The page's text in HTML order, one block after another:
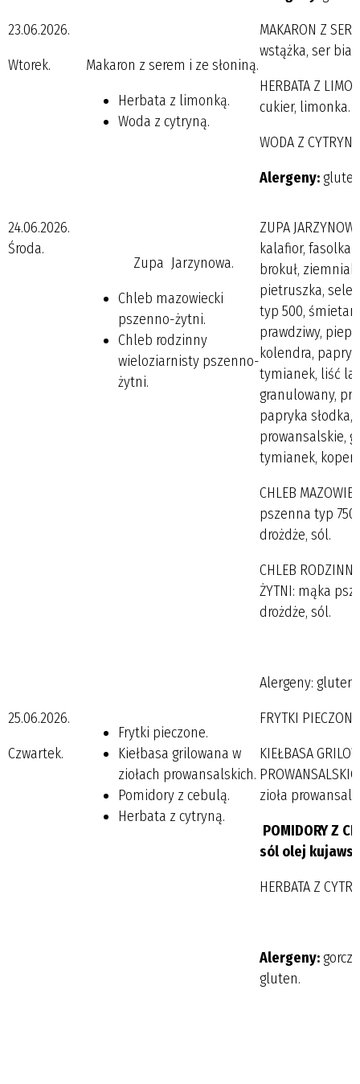
23.06.2026.
Wtorek.
Makaron z serem i ze słoniną.
Herbata z limonką.
Woda z cytryną.
MAKARON Z
wstążka, ser
HERBATA Z
cukier, limonka.
WODA Z
Alergeny:
24.06.2026.
Środa.
Zupa Jarzynowa.
Chleb mazowiecki
pszenno-żytni.
Chleb rodzinny
wieloziarnisty pszenno-
żytni.
ZUPA
kalafior, fasolka
brokuł,
pietruszka,
typ 500,
prawdziwy,
kolendra,
tymianek, liść
granulowany,
papryka słodka,
prowansalskie,
tymianek, koper.
CHLEB
pszenna typ
drożdże, sól.
CHLEB
ŻYTNI: mąka
drożdże, sól.
Alergeny:
25.06.2026.
Czwartek.
Frytki pieczone.
Kiełbasa grilowana w
ziołach prowansalskich.
Pomidory z cebulą.
Herbata z cytryną.
FRYTKI
KIEŁBASA
zioła
POMIDORY Z
sól olej
HERBATA Z
Alergeny:
gluten.